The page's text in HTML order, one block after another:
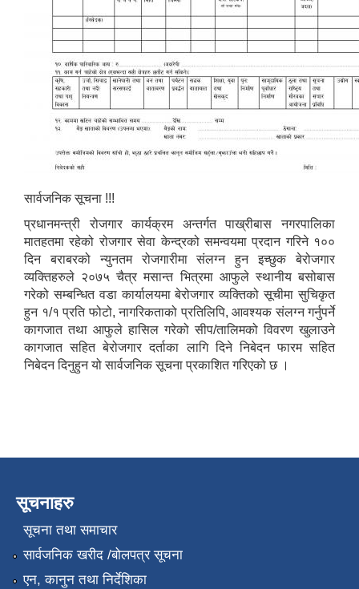
सार्वजनिक सूचना !!!
प्रधानमन्त्री रोजगार कार्यक्रम अन्तर्गत पाख्रीबास नगरपालिका
मातहतमा रहेको रोजगार सेवा केन्द्रको समन्वयमा प्रदान गरिने १००
दिन बराबरको न्युनतम रोजगारीमा संलग्न हुन इच्छुक बेरोजगार
व्यक्तिहरुले २०७५ चैत्र मसान्त भित्रमा आफुले स्थानीय बसोबास
गरेको सम्बन्धित वडा कार्यालयमा बेरोजगार व्यक्तिको सूचीमा सुचिकृत
हुन १/१ प्रति फोटो, नागरिकताको प्रतिलिपि, आवश्यक संलग्न गर्नुपर्ने
कागजात तथा आफुले हासिल गरेको सीप/तालिमको विवरण खुलाउने
कागजात सहित बेरोजगार दर्ताका लागि दिने निबेदन फारम सहित
निबेदन दिनुहुन यो सार्वजनिक सूचना प्रकाशित गरिएको छ ।
सूचनाहरु
सूचना तथा समाचार
सार्वजनिक खरीद /बोलपत्र सूचना
एन, कानुन तथा निर्देशिका